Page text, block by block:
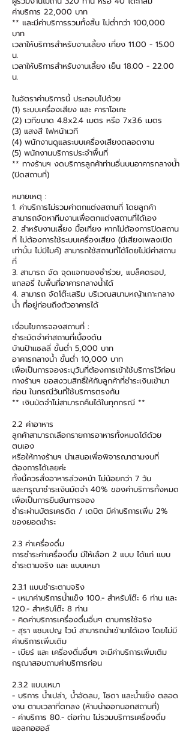
ค่าบริการ 22,000 บาท
** และมีค่าบริการรวมทั้งสิ้น ไม่ต่ำกว่า 100,000
บาท
เวลาให้บริการสำหรับงานเลี้ยง เที่ยง 11.00 - 15.00
น.
เวลาให้บริการสำหรับงานเลี้ยง เย็น 18.00 - 22.00
น.
ในอัตราค่าบริการนี้ ประกอบไปด้วย
(1) ระบบเครื่องเสียง และ คาราโอเกะ
(2) เวทีขนาด 4.8x2.4 เมตร หรือ 7x3.6 เมตร
(3) แสงสี ไฟหน้าเวที
(4) พนักงานดูแลระบบเครื่องเสียงตลอดงาน
(5) พนักงานบริการประจำพื้นที่
** ทางร้านฯ งดบริการลูกค้าท่านอื่นบนอาคารกลางน้ำ
(ปิดสถานที่)
หมายเหตุ :
1. ค่าบริการไม่รวมค่าตกแต่งสถานที่ โดยลูกค้า
สามารถจัดหาทีมงานเพื่อตกแต่งสถานที่ได้เอง
2. สำหรับงานเลี้ยง มื้อเที่ยง หากไม่ต้องการปิดสถาน
ที่ ไม่ต้องการใช้ระบบเครื่องเสียง (มีเสียงเพลงเปิด
เท่านั้น ไม่มีไมค์) สามารถใช้สถานที่ได้โดยไม่มีค่าสถาน
ที่
3. สามารถ จัด จุดแจกของชำร่วย, แบล็คดรอป,
แกลอรี่ ในพื้นที่อาคารกลางน้ำได้
4. สามารถ จัดโต๊ะเสริม บริเวณสนามหญ้าเกาะกลาง
น้ำ ที่อยู่ก่อนถึงตัวอาคารได้
เงื่อนไขการจองสถานที่ :
ชำระมัดจำค่าสถานที่เบื้องต้น
บ้านป้าแซลลี่ ขั้นต่ำ 5,000 บาท
อาคารกลางน้ำ ขั้นต่ำ 10,000 บาท
เพื่อเป็นการจองระบุวันที่ต้องการเข้าใช้บริการไว้ก่อน
ทางร้านฯ ขอสงวนสิทธิ์ให้กับลูกค้าที่ชำระเงินเข้ามา
ก่อน ในกรณีวันที่ใช้บริการตรงกัน
** เงินมัดจำไม่สามารถคืนได้ในทุกกรณี **
2.2 ค่าอาหาร
ลูกค้าสามารถเลือกรายการอาหารทั้งหมดได้ด้วย
ตนเอง
หรือให้ทางร้านฯ นำเสนอเพื่อพิจารณาตามงบที่
ต้องการได้เลยค่ะ
ทั้งนี้ควรสั่งอาหารล่วงหน้า ไม่น้อยกว่า 7 วัน
และกรุณาชำระเงินมัดจำ 40% ของค่าบริการทั้งหมด
เพื่อเป็นการยืนยันการจอง
ชำระผ่านบัตรเครดิต / เดบิต มีค่าบริการเพิ่ม 2%
ของยอดชำระ
2.3 ค่าเครื่องดื่ม
การชำระค่าเครื่องดื่ม มีให้เลือก 2 แบบ ได้แก่ แบบ
ชำระตามจริง และ แบบเหมา
2.3.1 แบบชำระตามจริง
- เหมาค่าบริการน้ำแข็ง 100.- สำหรับโต๊ะ 6 ท่าน และ
120.- สำหรับโต๊ะ 8 ท่าน
- คิดค่าบริการเครื่องดื่มอื่นๆ ตามการใช้จริง
- สุรา แชมเปญ ไวน์ สามารถนำเข้ามาได้เอง โดยไม่มี
ค่าบริการเพิ่มเติม
- เบียร์ และ เครื่องดื่มอื่นๆ จะมีค่าบริการเพิ่มเติม
กรุณาสอบถามค่าบริการก่อน
2.3.2 แบบเหมา
- บริการ น้ำเปล่า, น้ำอัดลม, โซดา และน้ำแข็ง ตลอด
งาน ตามเวลาที่ตกลง (ห้ามนำออกนอกสถานที่)
- ค่าบริการ 80.- ต่อท่าน ไม่รวมบริการเครื่องดื่ม
แอลกอฮอล์